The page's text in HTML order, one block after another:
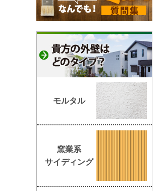
モルタル
窯業系
サイディング